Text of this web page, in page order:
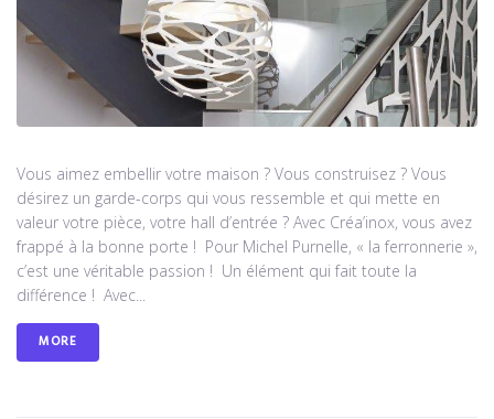
Vous aimez embellir votre maison ? Vous construisez ? Vous
désirez un garde-corps qui vous ressemble et qui mette en
valeur votre pièce, votre hall d’entrée ? Avec Créa’inox, vous avez
frappé à la bonne porte ! Pour Michel Purnelle, « la ferronnerie »,
c’est une véritable passion ! Un élément qui fait toute la
différence ! Avec...
MORE